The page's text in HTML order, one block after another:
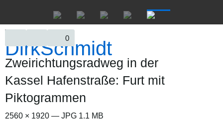
0
Zweirichtungsradweg in der
Kassel Hafenstraße: Furt mit
Piktogrammen
2560 × 1920 — JPG 1.1 MB